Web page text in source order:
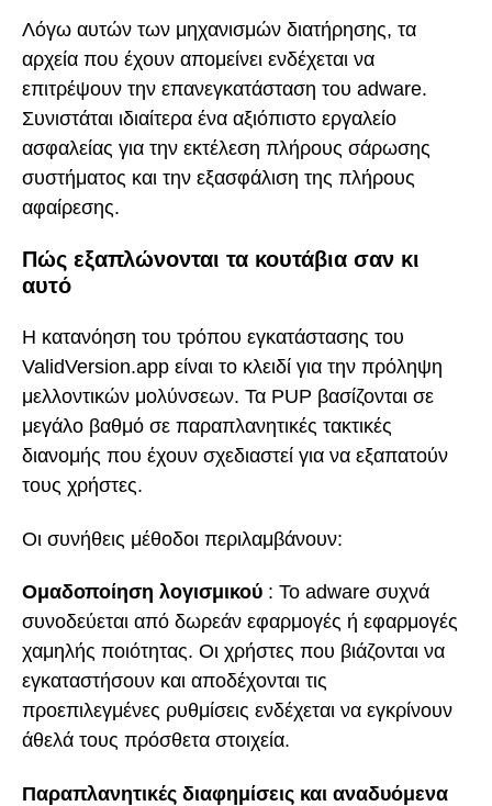
Λόγω αυτών των μηχανισμών διατήρησης, τα
αρχεία που έχουν απομείνει ενδέχεται να
επιτρέψουν την επανεγκατάσταση του adware.
Συνιστάται ιδιαίτερα ένα αξιόπιστο εργαλείο
ασφαλείας για την εκτέλεση πλήρους σάρωσης
συστήματος και την εξασφάλιση της πλήρους
αφαίρεσης.
Πώς εξαπλώνονται τα κουτάβια σαν κι
αυτό
Η κατανόηση του τρόπου εγκατάστασης του
ValidVersion.app είναι το κλειδί για την πρόληψη
μελλοντικών μολύνσεων. Τα PUP βασίζονται σε
μεγάλο βαθμό σε παραπλανητικές τακτικές
διανομής που έχουν σχεδιαστεί για να εξαπατούν
τους χρήστες.
Οι συνήθεις μέθοδοι περιλαμβάνουν:
Ομαδοποίηση λογισμικού : Το adware συχνά
συνοδεύεται από δωρεάν εφαρμογές ή εφαρμογές
χαμηλής ποιότητας. Οι χρήστες που βιάζονται να
εγκαταστήσουν και αποδέχονται τις
προεπιλεγμένες ρυθμίσεις ενδέχεται να εγκρίνουν
άθελά τους πρόσθετα στοιχεία.
Παραπλανητικές διαφημίσεις και αναδυόμενα